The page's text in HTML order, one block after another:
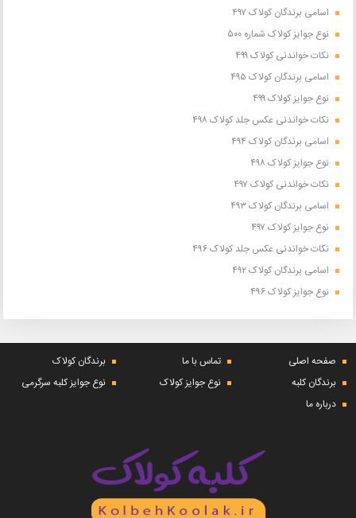
اسامی برندگان کولاک ۴۹۷
نوع جوایز کولاک شماره ۵۰۰
نکات خواندنی کولاک ۴۹۹
اسامی برندگان کولاک ۴۹۵
نوع جوایز کولاک ۴۹۹
نکات خواندنی عکس جلد کولاک ۴۹۸
اسامی برندگان کولاک ۴۹۴
نوع جوایز کولاک ۴۹۸
نکات خواندنی کولاک ۴۹۷
اسامی برندگان کولاک ۴۹۳
نوع جوایز کولاک ۴۹۷
نکات خواندنی عکس جلد کولاک ۴۹۶
اسامی برندگان کولاک ۴۹۲
نوع جوایز کولاک ۴۹۶
صفحه اصلی تماس با ما
برندگان کولاک
برندگان کلبه
نوع جوایز کولاک
نوع جوایز کلبه سرگرمی
درباره ما